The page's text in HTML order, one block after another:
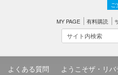
MY PAGE 有料購読
よくある質問 ようこそザ・リ